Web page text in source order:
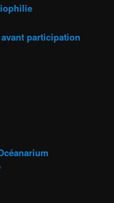
participation